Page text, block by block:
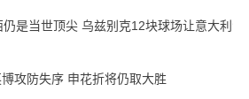
是当世顶尖 乌兹别克12块球场让意大利汗
攻防失序 申花折将仍取大胜